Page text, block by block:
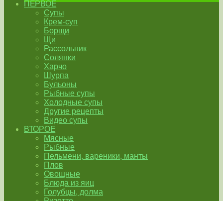
ПЕРВОЕ
Супы
Крем-суп
Борщи
Щи
Рассольник
Солянки
Харчо
Шурпа
Бульоны
Рыбные супы
Холодные супы
Другие рецепты
Видео супы
ВТОРОЕ
Мясные
Рыбные
Пельмени, вареники, манты
Плов
Овощные
Блюда из яиц
Голубцы, долма